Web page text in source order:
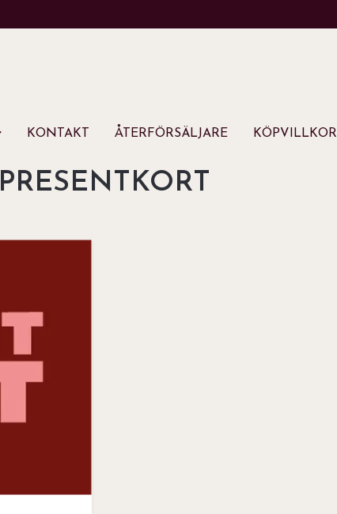
KONTAKT ÅTERFÖRSÄLJARE KÖPVILLKOR
PRESENTKORT